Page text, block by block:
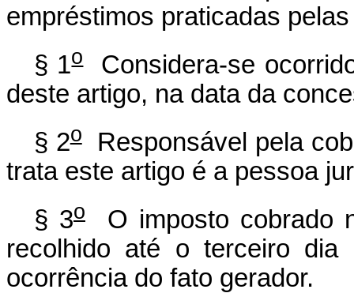
empréstimos praticadas
§ 1oConsidera-se
deste artigo, na data da
§ 2oResponsável pela
trata este artigo é a pessoa
§ 3o
O imposto cobrado
recolhido até o terceiro
ocorrência do fato gerador.